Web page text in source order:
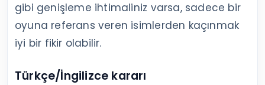
gibi genişleme ihtimaliniz varsa, sadece bir
oyuna referans veren isimlerden kaçınmak
iyi bir fikir olabilir.
Türkçe/İngilizce kararı